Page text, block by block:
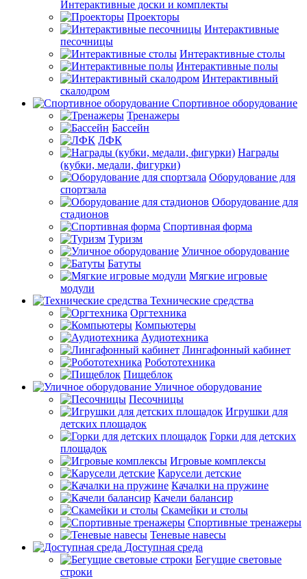
Интерактивные доски и комплекты
Проекторы
Интерактивные
песочницы
Интерактивные столы
Интерактивные полы
Интерактивный
скалодром
Спортивное оборудование
Тренажеры
Бассейн
ЛФК
Награды
(кубки, медали, фигурки)
Оборудование для
спортзала
Оборудование для
стадионов
Спортивная форма
Туризм
Уличное оборудование
Батуты
Мягкие игровые
модули
Технические средства
Оргтехника
Компьютеры
Аудиотехника
Лингафонный кабинет
Робототехника
Пищеблок
Уличное оборудование
Песочницы
Игрушки для
детских площадок
Горки для детских
площадок
Игровые комплексы
Карусели детские
Качалки на пружине
Качели балансир
Скамейки и столы
Спортивные тренажеры
Теневые навесы
Доступная среда
Бегущие световые
строки